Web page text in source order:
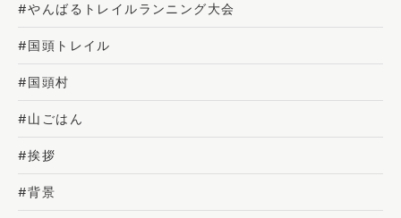
#やんばるトレイルランニング大会
#国頭トレイル
#国頭村
#山ごはん
#挨拶
#背景